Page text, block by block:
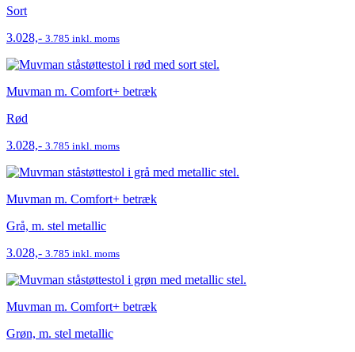
Sort
3.028,- 3.785 inkl. moms
Muvman m. Comfort+ betræk
Rød
3.028,- 3.785 inkl. moms
Muvman m. Comfort+ betræk
Grå, m. stel metallic
3.028,- 3.785 inkl. moms
Muvman m. Comfort+ betræk
Grøn, m. stel metallic